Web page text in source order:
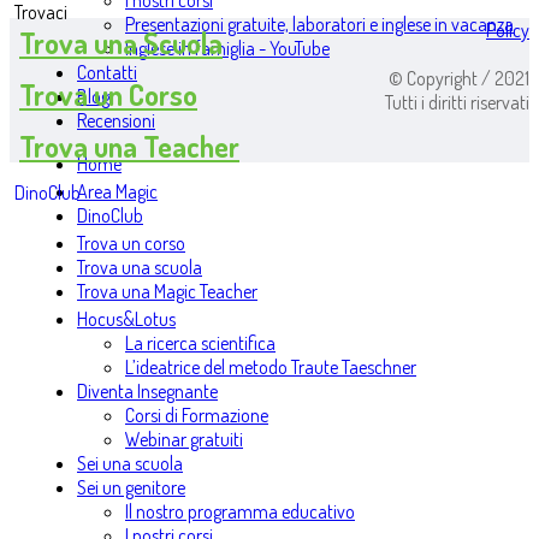
Presentazioni gratuite, laboratori e inglese in vacanza
Inglese in famiglia - YouTube
Contatti
Blog
Recensioni
Home
Area Magic
DinoClub
Trova un corso
Trova una scuola
Trova una Magic Teacher
Hocus&Lotus
La ricerca scientifica
L’ideatrice del metodo Traute Taeschner
Diventa Insegnante
Corsi di Formazione
Webinar gratuiti
Sei una scuola
Sei un genitore
Il nostro programma educativo
Trovaci
Trova una Scuola
Trova un Corso
Trova una Teacher
DinoClub
Policy
© Copyright / 2021
Tutti i diritti riservati